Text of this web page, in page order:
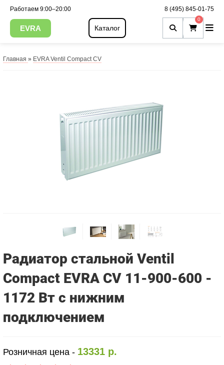
Работаем 9:00–20:00 8 (495) 845-01-75
EVRA Каталог
0
Главная » EVRA Ventil Compact CV
Радиатор стальной Ventil
Compact EVRA CV 11-900-600 -
1172 Вт с нижним
подключением
Розничная цена - 13331 р.